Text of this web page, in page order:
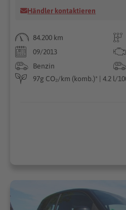
Händler kontaktieren
84.200 km
09/2013
Benzin
97g CO₂/km (komb.)* | 4.2 l/